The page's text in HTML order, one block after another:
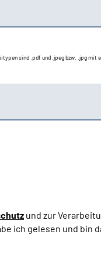
sind .pdf und .jpeg bzw. .jpg mit
und zur
ich gelesen und bin